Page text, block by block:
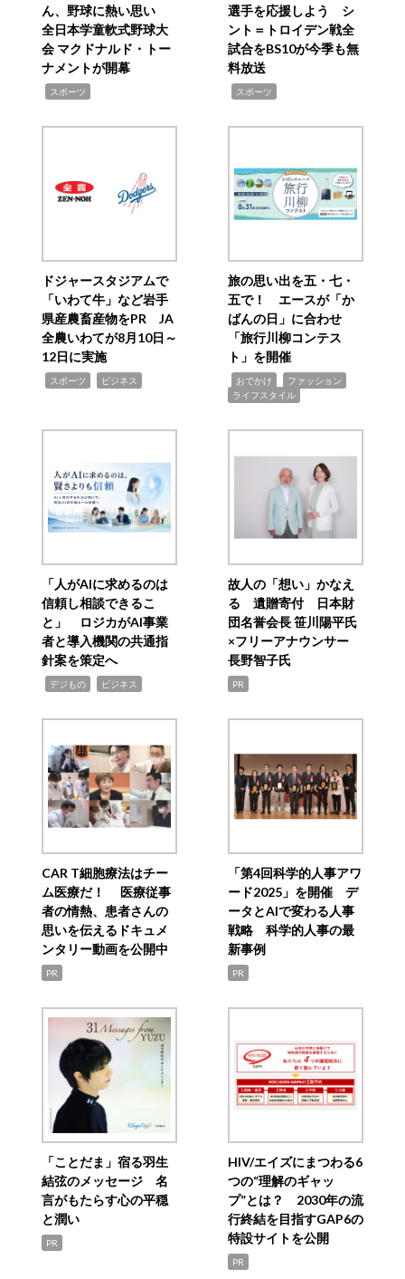
ん、野球に熱い思い
全日本学童軟式野球大
会 マクドナルド・トー
ナメントが開幕
スポーツ
選手を応援しよう シ
ント＝トロイデン戦全
試合をBS10が今季も無
料放送
スポーツ
ドジャースタジアムで
「いわて牛」など岩手
県産農畜産物をPR JA
全農いわてが8月10日～
12日に実施
スポーツ ビジネス
旅の思い出を五・七・
五で！ エースが「か
ばんの日」に合わせ
「旅行川柳コンテス
ト」を開催
おでかけ ファッション
ライフスタイル
「人がAIに求めるのは
信頼し相談できるこ
と」 ロジカがAI事業
者と導入機関の共通指
針案を策定へ
デジもの ビジネス
故人の「想い」かなえ
る 遺贈寄付 日本財
団名誉会長 笹川陽平氏
×フリーアナウンサー
長野智子氏
PR
CAR T細胞療法はチー
ム医療だ！ 医療従事
者の情熱、患者さんの
思いを伝えるドキュメ
ンタリー動画を公開中
PR
「第4回科学的人事アワ
ード2025」を開催 デ
ータとAIで変わる人事
戦略 科学的人事の最
新事例
PR
「ことだま」宿る羽生
結弦のメッセージ 名
言がもたらす心の平穏
と潤い
PR
HIV/エイズにまつわる6
つの“理解のギャッ
プ”とは？ 2030年の流
行終結を目指すGAP6の
特設サイトを公開
PR